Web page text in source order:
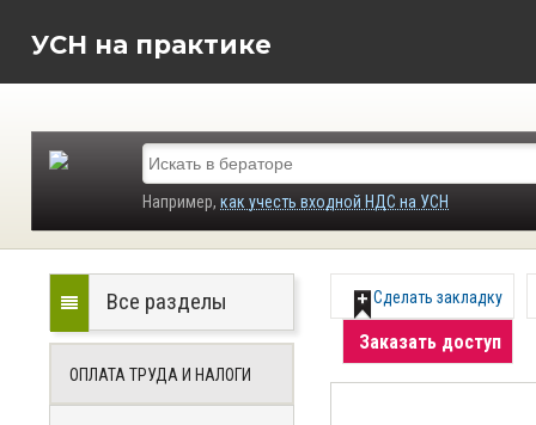
УСН на практике
Например, как учесть входной НДС на УСН
Сделать закладку
Заказать доступ
Все разделы
ОПЛАТА ТРУДА И НАЛОГИ